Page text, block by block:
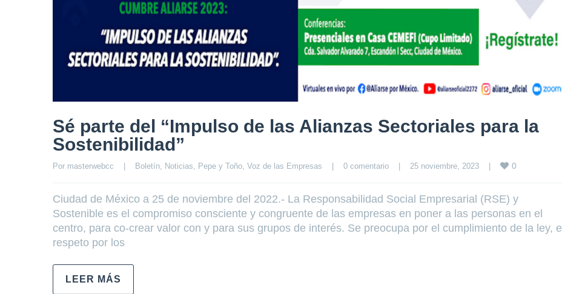
Sé parte del “Impulso de las Alianzas Sectoriales para la
Sostenibilidad”
Por masterwebcc Boletín, Noticias, Pepe y Toño, Voz de las Empresas 0 comentario 25 noviembre, 2023 0
Ciudad de México a 25 de noviembre del 2022.- La Responsabilidad Social Empresarial (RSE) y
Sostenible es el compromiso consciente y congruente de las empresas en poner a las personas en el
centro, para co-crear valor con y para sus grupos de interés. Se preocupa por el cumplimiento de la ley, el
respeto por los
LEER MÁS